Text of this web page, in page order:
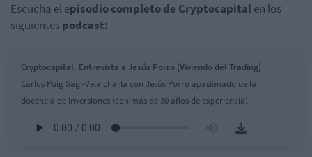
Escucha el episodio completo de Cryptocapitalen los
siguientespodcast:
Cryptocapital. Entrevista a Jesús Porro (Viviendo del Trading)
Carlos Puig Sagi-Vela charla con Jesús Porro apasionado de la
docencia de inversiones (con más de 30 años de experiencia)